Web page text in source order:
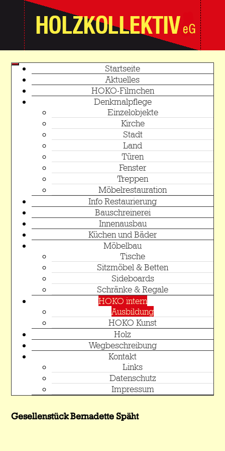
Startseite
Aktuelles
HOKO-Filmchen
Denkmalpflege
Einzelobjekte
Kirche
Stadt
Land
Türen
Fenster
Treppen
Möbelrestauration
Info Restaurierung
Bauschreinerei
Innenausbau
Küchen und Bäder
Möbelbau
Tische
Sitzmöbel & Betten
Sideboards
Schränke & Regale
HOKO intern
Ausbildung
HOKO Kunst
Holz
Wegbeschreibung
Kontakt
Links
Datenschutz
Impressum
Gesellenstück Bernadette Späht